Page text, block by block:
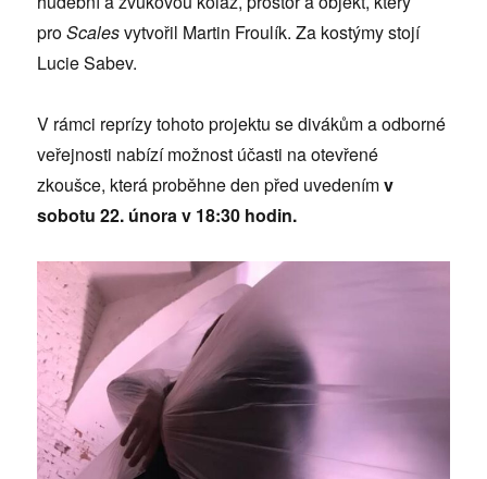
proScalesvytvořil Martin Froulík. Za kostýmy stojí
Lucie Sabev.
V rámci reprízy tohoto projektu se divákům a odborné
veřejnosti nabízí možnost účasti na otevřené
zkoušce, která proběhne den před uvedenímv
sobotu 22. února v 18:30 hodin.